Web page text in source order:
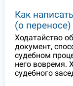
Как
(о переносе)
Ходатайство
документ,
судебном
него вовремя.
судебного